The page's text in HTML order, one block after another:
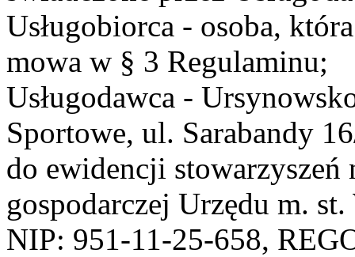
Usługobiorca - osoba,
mowa w § 3 Regulaminu;
Usługodawca -
Sportowe, ul. Sarabandy
do ewidencji stowarzyszeń
gospodarczej Urzędu m.
NIP: 951-11-25-658,